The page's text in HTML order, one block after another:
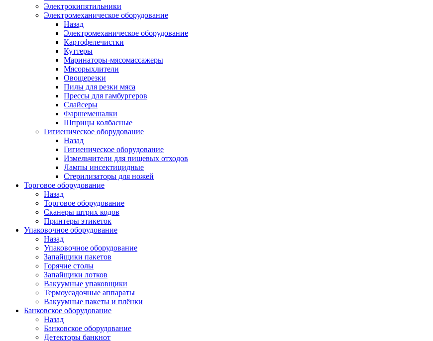
Электрокипятильники
Электромеханическое оборудование
Назад
Электромеханическое оборудование
Картофелечистки
Куттеры
Маринаторы-мясомассажеры
Мясорыхлители
Овощерезки
Пилы для резки мяса
Прессы для гамбургеров
Слайсеры
Фаршемешалки
Шприцы колбасные
Гигиеническое оборудование
Назад
Гигиеническое оборудование
Измельчители для пищевых отходов
Лампы инсектицидные
Стерилизаторы для ножей
Торговое оборудование
Назад
Торговое оборудование
Сканеры штрих кодов
Принтеры этикеток
Упаковочное оборудование
Назад
Упаковочное оборудование
Запайщики пакетов
Горячие столы
Запайщики лотков
Вакуумные упаковщики
Термоусадочные аппараты
Вакуумные пакеты и плёнки
Банковское оборудование
Назад
Банковское оборудование
Детекторы банкнот